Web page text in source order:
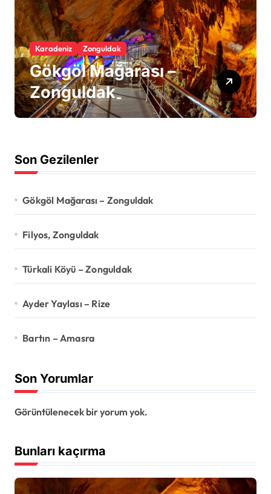
Karadeniz Zonguldak
Gökgöl Mağarası –
Zonguldak
Son Gezilenler
Gökgöl Mağarası – Zonguldak
Filyos, Zonguldak
Türkali Köyü – Zonguldak
Ayder Yaylası – Rize
Bartın – Amasra
Son Yorumlar
Görüntülenecek bir yorum yok.
Bunları kaçırma